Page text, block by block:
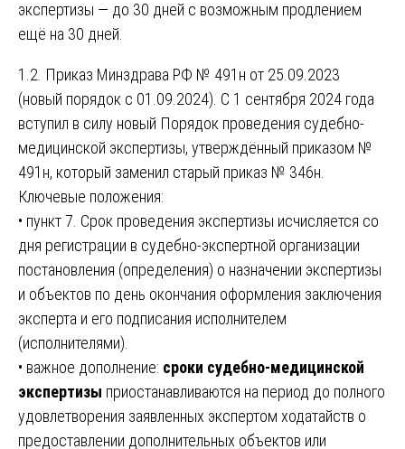
экспертизы — до 30 дней с возможным продлением
ещё на 30 дней.
1.2. Приказ Минздрава РФ № 491н от 25.09.2023
(новый порядок с 01.09.2024). С 1 сентября 2024 года
вступил в силу новый Порядок проведения судебно-
медицинской экспертизы, утверждённый приказом №
491н, который заменил старый приказ № 346н.
Ключевые положения:
• пункт 7. Срок проведения экспертизы исчисляется со
дня регистрации в судебно-экспертной организации
постановления (определения) о назначении экспертизы
и объектов по день окончания оформления заключения
эксперта и его подписания исполнителем
(исполнителями).
• важное дополнение: сроки судебно-медицинской
экспертизы приостанавливаются на период до полного
удовлетворения заявленных экспертом ходатайств о
предоставлении дополнительных объектов или